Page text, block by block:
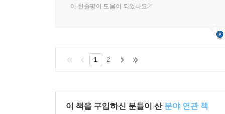
이 한줄평이 도움이 되었나요?
1 2
이 책을 구입하신 분들이 산 분야 연관 책